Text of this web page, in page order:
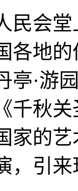
会堂
各地
亭·游
千秋
家的
，引